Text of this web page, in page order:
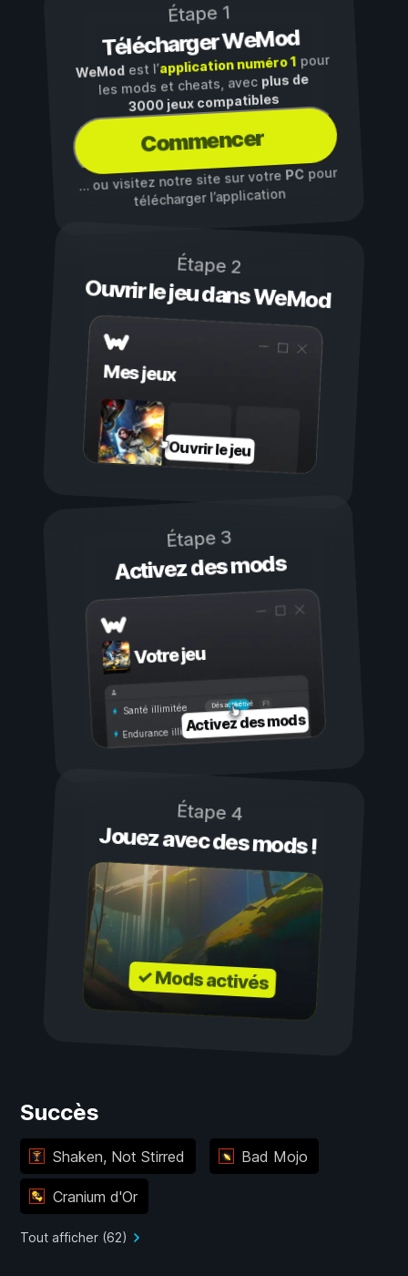
Étape 1
Télécharger WeMod
WeModest l’application numéro 1pour
les mods et cheats, avec plus de
3000 jeux compatibles
Commencer
… ou visitez notre site sur votre PCpour
télécharger l’application
Étape 2
Ouvrir le jeu dans WeMod
Mes jeux
Ouvrir le jeu
Étape 3
Activez des mods
Votre jeu
Activé
Désactivé
Santé illimitée
Endurance illimitéeActivez des mods
Étape 4
Jouez avec des mods !
✓ Mods activés
Succès
Shaken, Not Stirred Bad Mojo
Cranium d'Or
Tout afficher (62)